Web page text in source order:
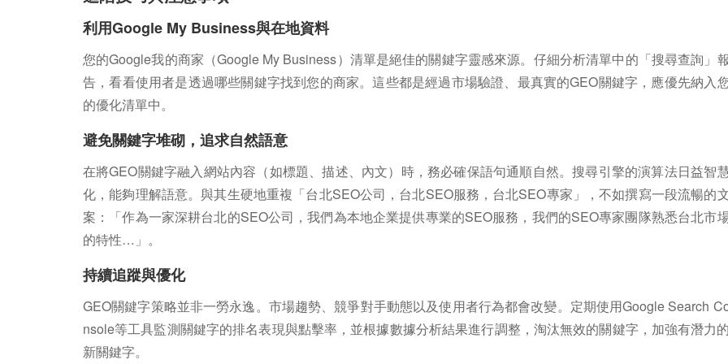
利用Google My Business與在地資料
您的Google我的商家（Google My Business）清單是絕佳的關鍵字靈感來源。仔細分析清單中的「搜尋查詢」報
告，看看使用者是透過哪些關鍵字找到您的商家。這些都是經過市場驗證、最真實的GEO關鍵字，應優先納入
的優化清單中。
避免關鍵字堆砌，追求自然語意
在將GEO關鍵字融入網站內容（如標題、描述、內文）時，務必確保語句通順自然。搜尋引擎的演算法日益智
化，能夠理解語意。與其生硬地重複「台北SEO公司，台北SEO服務，台北SEO專家」，不如撰寫一段流暢的
案：「作為一家深耕台北的SEO公司，我們為本地企業提供專業的SEO服務，我們的SEO專家團隊熟悉台北市
的特性…」。
持續追蹤與優化
GEO關鍵字策略並非一勞永逸。市場趨勢、競爭對手動態以及使用者行為都會改變。定期使用Google Search
nsole等工具監測關鍵字的排名表現與點擊率，並根據數據分析結果進行調整，淘汰無效的關鍵字，加強有潛力的
新關鍵字。